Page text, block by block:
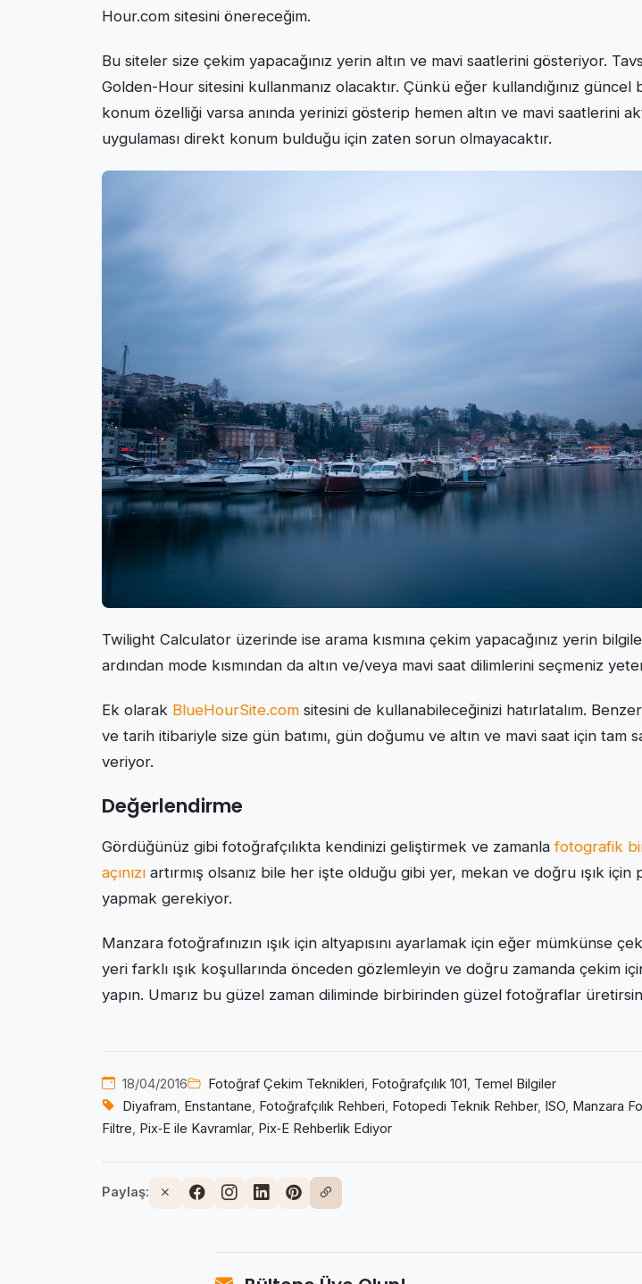
Hour.com sitesini önereceğim.
Bu siteler size çekim yapacağınız yerin altın ve mavi saatlerini gösteriyor.
Golden-Hour sitesini kullanmanız olacaktır. Çünkü eğer kullandığınız güncel
konum özelliği varsa anında yerinizi gösterip hemen altın ve mavi saatlerini
uygulaması direkt konum bulduğu için zaten sorun olmayacaktır.
Twilight Calculator üzerinde ise arama kısmına çekim yapacağınız yerin
ardından mode kısmından da altın ve/veya mavi saat dilimlerini seçmeniz
Ek olarak BlueHourSite.com sitesini de kullanabileceğinizi hatırlatalım.
ve tarih itibariyle size gün batımı, gün doğumu ve altın ve mavi saat için tam
veriyor.
Değerlendirme
Gördüğünüz gibi fotoğrafçılıkta kendinizi geliştirmek ve zamanlafotografik
açınızı artırmış olsanız bile her işte olduğu gibi yer, mekan ve doğru ışık için
yapmak gerekiyor.
Manzara fotoğrafınızın ışık için altyapısını ayarlamak için eğer mümkünse
yeri farklı ışık koşullarında önceden gözlemleyin ve doğru zamanda çekim
yapın. Umarız bu güzel zaman diliminde birbirinden güzel fotoğraflar
18/04/2016 Fotoğraf Çekim Teknikleri Fotoğrafçılık 101 Temel Bilgiler
Diyafram Enstantane Fotoğrafçılık Rehberi Fotopedi Teknik Rehber, ISO Manzara
Filtre Pix‑E ile Kavramlar, Pix‑E Rehberlik Ediyor
Paylaş: